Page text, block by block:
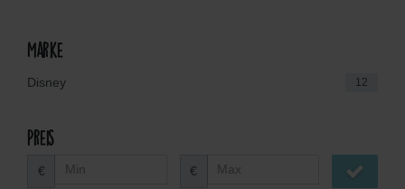
Marke
Disney 12
Preis
€ €